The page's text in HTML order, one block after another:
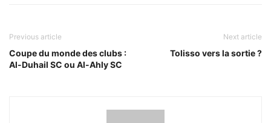
Previous article
Coupe du monde des clubs :
Al-Duhail SC ou Al-Ahly SC
Next article
Tolisso vers la sortie ?